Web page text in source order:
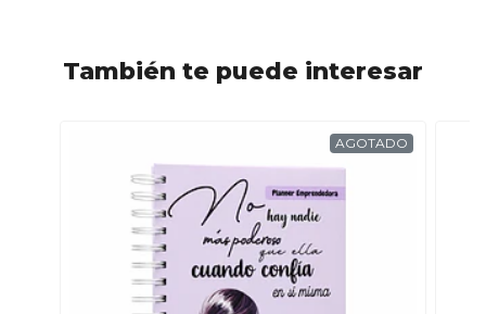
También te puede interesar
AGOTADO